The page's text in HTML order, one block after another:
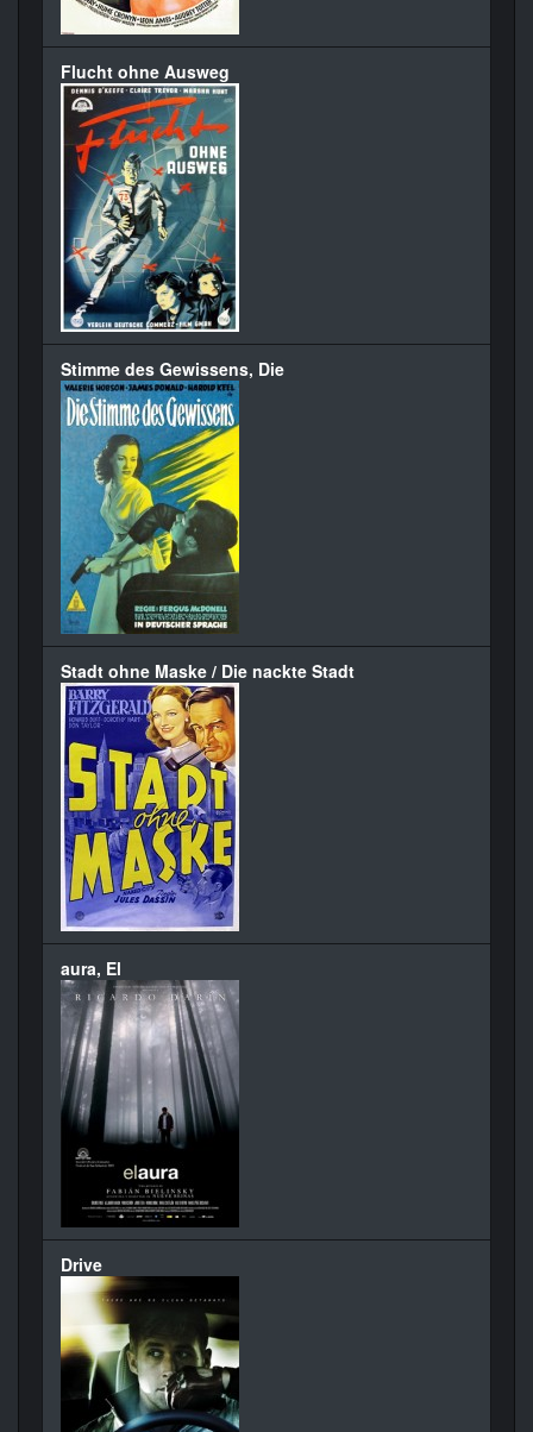
Flucht ohne Ausweg
Stimme des Gewissens, Die
Stadt ohne Maske / Die nackte Stadt
aura, El
Drive